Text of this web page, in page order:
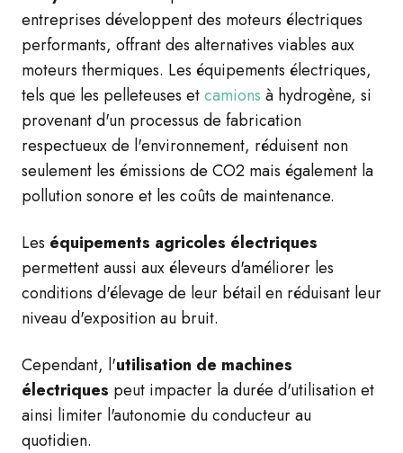
entreprises développent des moteurs électriques
performants, offrant des alternatives viables aux
moteurs thermiques. Les équipements électriques,
tels que les pelleteuses etcamions à hydrogène, si
provenant d'un processus de fabrication
respectueux de l'environnement, réduisent non
seulement les émissions de CO2 mais également la
pollution sonore et les coûts de maintenance.
Les équipements agricoles électriques
permettent aussi aux éleveurs d'améliorer les
conditions d'élevage de leur bétail en réduisant leur
niveau d'exposition au bruit.
Cependant, l'utilisation de machines
électriques peut impacter la durée d'utilisation et
ainsi limiter l'autonomie du conducteur au
quotidien.